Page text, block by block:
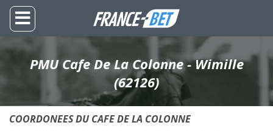
PMU Cafe De La Colonne - Wimille
(62126)
COORDONEES DU CAFE DE LA COLONNE